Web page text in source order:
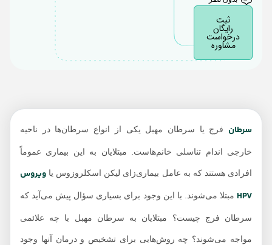
رایگان
درخواست
مشاوره
درمان سرطان مهبل یا
سرطانفرج یا سرطان مهبل یکی از انواع سرطان‌ها در ناحیه
خارجی اندام تناسلی خانم‌هاست. مبتلایان به این بیماری‌ عموماً
افرادی هستند که به عامل بیماری‌زای لیکن اسکلروزوس یاویروس
مبتلا می‌شوند. با این وجود برای بسیاری سؤال‌ پیش می‌آید که
سرطان فرج چیست؟ مبتلایان به سرطان مهبل با چه علائمی
مواجه می‌شوند؟ چه روش‌هایی برای تشخیص و درمان آنها وجود